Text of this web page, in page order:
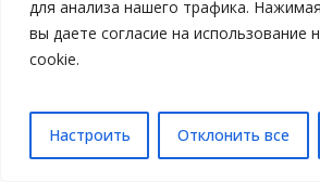
для анализа нашего трафика.
вы даете согласие на использование
cookie.
Настроить Отклонить все